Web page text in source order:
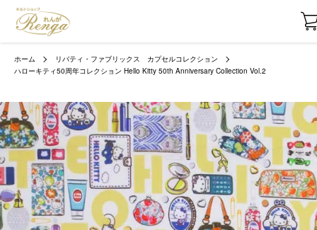
ホーム
リバティ・ファブリックス カプセルコレクション
ハローキティ50周年コレクション Hello Kitty 50th Anniversary Collection Vol.2